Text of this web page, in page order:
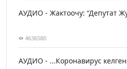
АУДИО - Жактоочу: “Депутат
4636580
АУДИО - ...Коронавирус